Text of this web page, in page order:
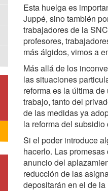
Esta huelga es
Juppé, sino también
trabajadores de la
profesores,
más álgidos, vimos a
Más allá de los
las situaciones
reforma es la última
trabajo, tanto del
de las medidas ya
la reforma del
Si el poder introduce
hacerlo. Las
anuncio del
reducción de las
depositarán en el de la